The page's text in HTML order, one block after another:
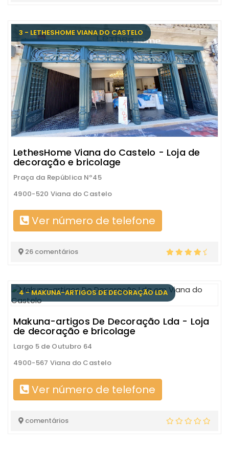
3 - LETHESHOME VIANA DO CASTELO
LethesHome Viana do Castelo - Loja de
decoração e bricolage
Praça da República Nº45
4900-520 Viana do Castelo
Ver número de telefone
26 comentários
4 - MAKUNA-ARTIGOS DE DECORAÇÃO LDA
Makuna-artigos De Decoração Lda - Loja
de decoração e bricolage
Largo 5 de Outubro 64
4900-567 Viana do Castelo
Ver número de telefone
comentários